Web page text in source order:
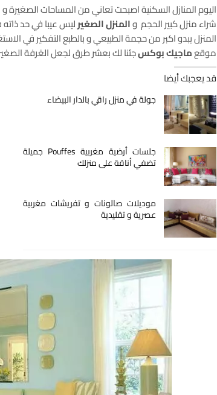
اليوم المنازل السكنية اصبحت تعاني من المساحات
شراء منزل كبير الحجم والمنزل الصغيرليس عيبا في حد
المنزل يبدو اكبر من حجمة الطبيعي و بالطبع التفكير في
موقعماجيك بوكسجئنا لك بعشر طرق لجعل الغرفة
قد يعجبك أيضا
جولة في منزل راقي بالدار البيضاء
جلسات أرضية مغربية Pouffes جميلة
تضفي أناقة على منزلك
موديلات صالونات و تفريشات مغربية
عصرية و تقليدية